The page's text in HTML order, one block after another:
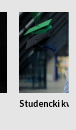
Studencki